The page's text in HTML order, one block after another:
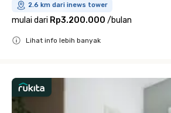
2.6 km dari inews tower
mulai dari Rp3.200.000 /bulan
Lihat info lebih banyak